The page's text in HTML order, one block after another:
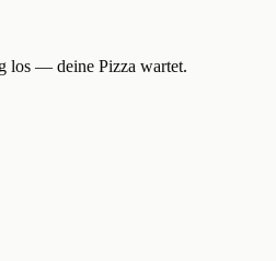
los — deine Pizza wartet.